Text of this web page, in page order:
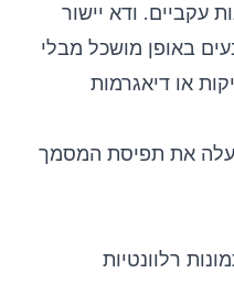
עקביים. ודא יישור
באופן מושכל מבלי
או דיאגרמות
את תפיסת המסמך
רלוונטיות